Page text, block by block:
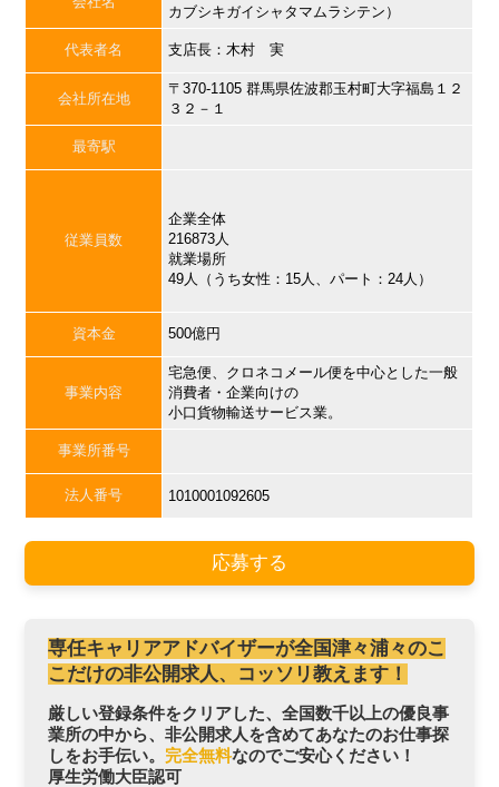
カブシキガイシャタマムラシテン）
代表者名 支店長：木村 実
会社所在地
〒370-1105 群馬県佐波郡玉村町大字福島１２
３２－１
最寄駅
従業員数
企業全体
216873人
就業場所
49人（うち女性：15人、パート：24人）
資本金 500億円
事業内容
宅急便、クロネコメール便を中心とした一般
消費者・企業向けの
小口貨物輸送サービス業。
事業所番号
法人番号 1010001092605
応募する
専任キャリアアドバイザーが全国津々浦々のこ
こだけの非公開求人、コッソリ教えます！
厳しい登録条件をクリアした、全国数千以上の優良事
業所の中から、非公開求人を含めてあなたのお仕事探
しをお手伝い。 完全無料なのでご安心ください！
厚生労働大臣認可